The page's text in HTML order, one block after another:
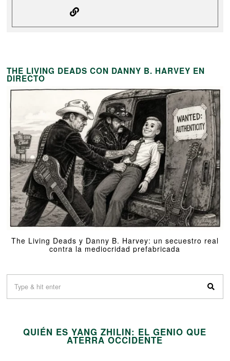
THE LIVING DEADS CON DANNY B. HARVEY EN
DIRECTO
The Living Deads y Danny B. Harvey: un secuestro real
contra la mediocridad prefabricada
QUIÉN ES YANG ZHILIN: EL GENIO QUE
ATERRA OCCIDENTE